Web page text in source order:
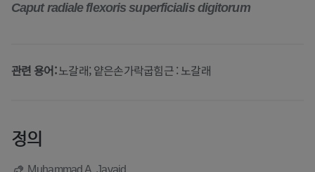
Caput radiale flexoris superficialis digitorum
관련 용어:노갈래; 얕은손가락굽힘근 : 노갈래
정의